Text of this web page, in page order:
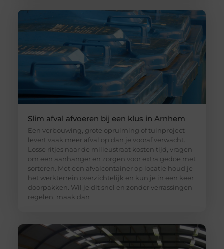
Slim afval afvoeren bij een klus in Arnhem
Een verbouwing, grote opruiming of tuinproject
levert vaak meer afval op dan je vooraf verwacht.
Losse ritjes naar de milieustraat kosten tijd, vragen
om een aanhanger en zorgen voor extra gedoe met
sorteren. Met een afvalcontainer op locatie houd je
het werkterrein overzichtelijk en kun je in een keer
doorpakken. Wil je dit snel en zonder verrassingen
regelen, maak dan